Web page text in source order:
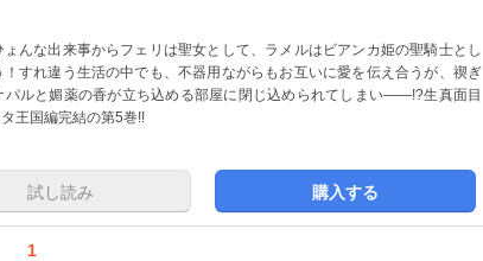
んな出来事からフェリは聖女として、ラメルはビアンカ姫の聖騎士とし
すれ違う生活の中でも、不器用ながらもお互いに愛を伝え合うが、禊ぎ
パルと媚薬の香が立ち込める部屋に閉じ込められてしまい――!?生真面目
王国編完結の第5巻!!
試し読み 購入する
1